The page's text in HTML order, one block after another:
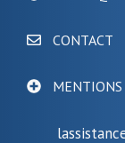
CONTACT
MENTIONS